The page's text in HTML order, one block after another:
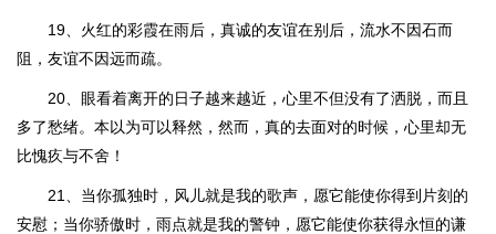
19、火红的彩霞在雨后，真诚的友谊在别后，流水不因石而
阻，友谊不因远而疏。
20、眼看着离开的日子越来越近，心里不但没有了洒脱，而且
多了愁绪。本以为可以释然，然而，真的去面对的时候，心里却无
比愧疚与不舍！
21、当你孤独时，风儿就是我的歌声，愿它能使你得到片刻的
安慰；当你骄傲时，雨点就是我的警钟，愿它能使你获得永恒的谦